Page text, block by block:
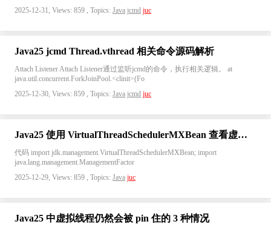
2025-12-31, Views: 859 , Topics: Java jcmd juc
Java25 jcmd Thread.vthread 相关命令源码解析
Attach Listener Attach Listener通过监听jcmd的命令，执行相关逻辑。 at
java.util.concurrent.ForkJoinPool.<clinit>(Fo
2025-12-30, Views: 859 , Topics: Java jcmd juc
Java25 使用 VirtualThreadSchedulerMXBean 查看虚拟线程调度器 ForkJoinPool 信息
代码 import jdk.management.VirtualThreadSchedulerMXBean; import
java.lang.management.ManagementFactor
2025-12-29, Views: 859 , Topics: Java juc
Java25 中虚拟线程仍然会被 pin 住的 3 种情况